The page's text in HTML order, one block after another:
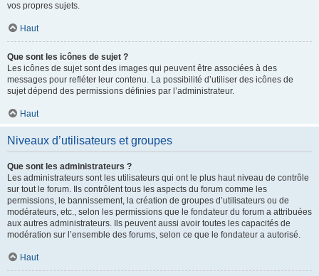
vos propres sujets.
Haut
Que sont les icônes de sujet ?
Les icônes de sujet sont des images qui peuvent être associées à des
messages pour refléter leur contenu. La possibilité d’utiliser des icônes de
sujet dépend des permissions définies par l’administrateur.
Haut
Niveaux d’utilisateurs et groupes
Que sont les administrateurs ?
Les administrateurs sont les utilisateurs qui ont le plus haut niveau de contrôle
sur tout le forum. Ils contrôlent tous les aspects du forum comme les
permissions, le bannissement, la création de groupes d’utilisateurs ou de
modérateurs, etc., selon les permissions que le fondateur du forum a attribuées
aux autres administrateurs. Ils peuvent aussi avoir toutes les capacités de
modération sur l’ensemble des forums, selon ce que le fondateur a autorisé.
Haut